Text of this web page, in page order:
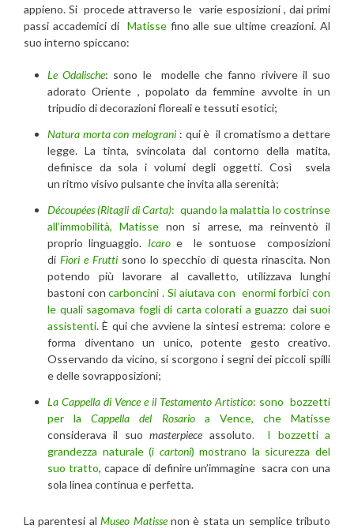
appieno. Si procede attraverso le varie esposizioni , dai primi
passi accademici di Matissefino alle sue ultime creazioni. Al
suo interno spiccano:
Le Odalische: sono le modelle che fanno rivivere il suo
adorato Oriente , popolato da femmine avvolte in un
tripudio di decorazioni floreali e tessuti esotici;
Natura morta con melograni : qui è il cromatismo a dettare
legge. La tinta, svincolata dal contorno della matita,
definisce da sola i volumi degli oggetti. Così svela
un ritmo visivo pulsante che invita alla serenità;
Découpées (Ritagli di Carta): quando la malattia lo costrinse
all’immobilità, Matisse non si arrese, ma reinventò il
proprio linguaggio. Icaroe le sontuose composizioni
di Fiori e Fruttisono lo specchio di questa rinascita. Non
potendo più lavorare al cavalletto, utilizzava lunghi
bastoni concarboncini . Si aiutava con enormi forbici con
le quali sagomava fogli di carta colorati a guazzo dai suoi
assistenti. È qui che avviene la sintesi estrema: colore e
forma diventano un unico, potente gesto creativo.
Osservando da vicino, si scorgono i segni dei piccoli spilli
e delle sovrapposizioni;
La Cappella di Vence e il Testamento Artistico: sono bozzetti
per laCappella del Rosarioa Vence, che Matisse
considerava il suomasterpiece assoluto. I bozzetti a
grandezza naturale (i cartoni) mostrano la sicurezza del
suo tratto, capace di definire un’immagine sacra con una
sola linea continua e perfetta.
La parentesi alMuseo Matissenon è stata un semplice tributo